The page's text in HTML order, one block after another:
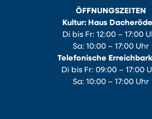
ÖFFNUNGSZEITEN
Kultur: Haus
Di bis Fr: 12:00 – 17:00
Sa: 10:00 – 17:00 Uhr
Telefonische
Di bis Fr: 09:00 – 17:00
Sa: 10:00 – 17:00 Uhr